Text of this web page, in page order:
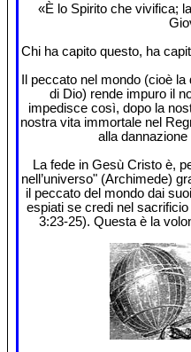
«È lo Spirito che vivifica;
Chi ha capito questo, ha
Il peccato nel mondo (cioè
di Dio) rende impuro il
impedisce così, dopo la
nostra vita immortale nel
alla
La fede in Gesù Cristo è,
nell’universo" (Archimede)
il peccato del mondo dai
espiati se credi nel
3:23-25). Questa è la